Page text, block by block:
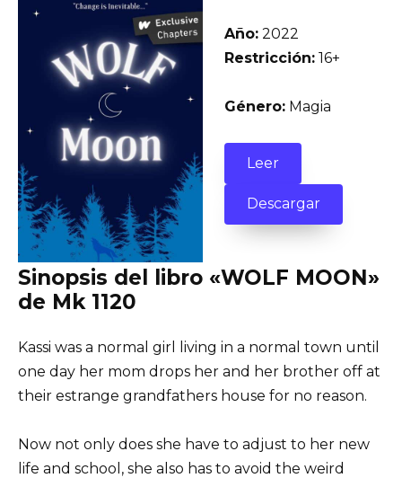
Año: 2022
Restricción: 16+
Género: Magia
Leer
Descargar
Sinopsis del libro «WOLF MOON»
de Mk 1120
Kassi was a normal girl living in a normal town until
one day her mom drops her and her brother off at
their estrange grandfathers house for no reason.
Now not only does she have to adjust to her new
life and school, she also has to avoid the weird